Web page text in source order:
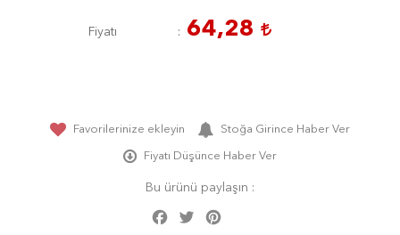
Fiyatı 64,28
Favorilerinize ekleyin Stoğa Girince Haber Ver
Fiyatı Düşünce Haber Ver
Bu ürünü paylaşın :
Facebook
Twitter